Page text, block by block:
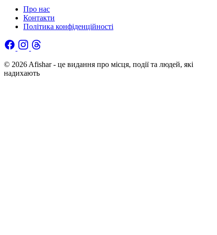
Про нас
Контакти
Політика конфіденційності
© 2026 Afishar - це видання про місця, події та людей, які
надихають